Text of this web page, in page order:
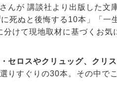
んが 講談社より出版した文
死ぬと後悔する10本」「一
けて現地取材に基づくお気
セロスやクリュッグ、クリ
りすぐりの30本。その中で